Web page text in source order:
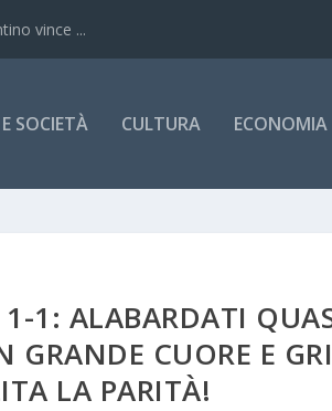
vince ...
SOCIETÀ CULTURA ECONOMIA
1-1: ALABARDATI
CUORE E
LA PARITÀ!